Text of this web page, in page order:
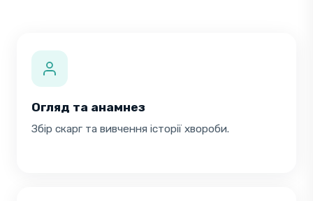
Огляд та анамнез
Збір скарг та вивчення історії хвороби.